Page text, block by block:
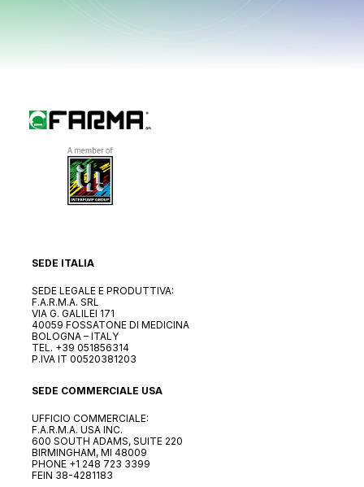
SEDE ITALIA
SEDE LEGALE E PRODUTTIVA:
F.A.R.M.A. SRL
VIA G. GALILEI 171
40059 FOSSATONE DI MEDICINA
BOLOGNA – ITALY
TEL. +39 051856314
P.IVA IT 00520381203
SEDE COMMERCIALE USA
UFFICIO COMMERCIALE:
F.A.R.M.A. USA INC.
600 SOUTH ADAMS, SUITE 220
BIRMINGHAM, MI 48009
PHONE +1 248 723 3399
FEIN 38-4281183